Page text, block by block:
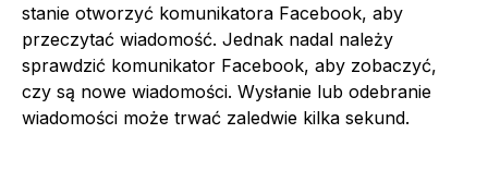
stanie otworzyć komunikatora Facebook, aby
przeczytać wiadomość. Jednak nadal należy
sprawdzić komunikator Facebook, aby zobaczyć,
czy są nowe wiadomości. Wysłanie lub odebranie
wiadomości może trwać zaledwie kilka sekund.